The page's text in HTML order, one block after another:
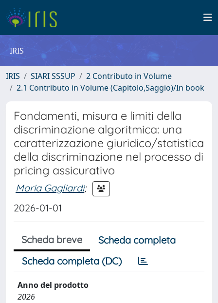
IRIS
IRIS SIARI SSSUP
2 Contributo in Volume
2.1 Contributo in Volume (Capitolo,Saggio)/In book
Fondamenti, misura e limiti della
discriminazione algoritmica: una
caratterizzazione giuridico/statistica
della discriminazione nel processo di
pricing assicurativo
Maria Gagliardi;
2026-01-01
Scheda breve
Scheda completa
Scheda completa (DC)
Anno del prodotto
2026